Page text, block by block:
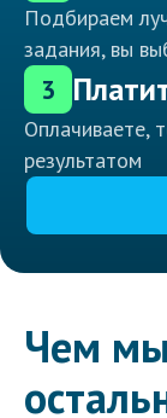
Подбираем
задания, вы
3
Оплачиваете,
результатом
Чем